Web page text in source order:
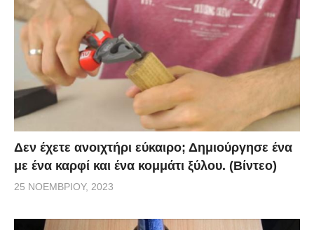
Δεν έχετε ανοιχτήρι εύκαιρο; Δημιούργησε ένα
με ένα καρφί και ένα κομμάτι ξύλου. (Βίντεο)
25 ΝΟΕΜΒΡΊΟΥ, 2023